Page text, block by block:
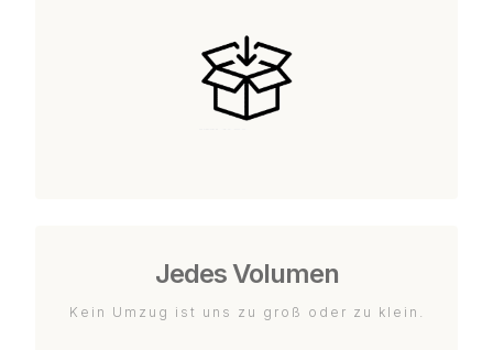
Jedes Volumen
Kein Umzug ist uns zu groß oder zu klein.